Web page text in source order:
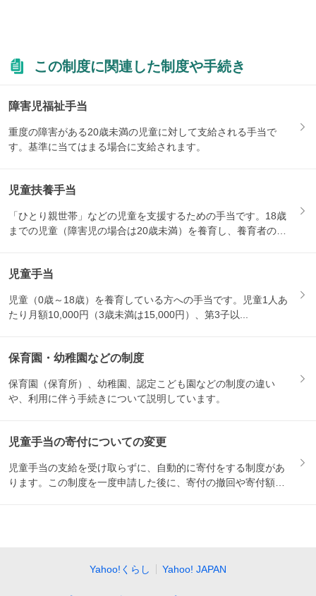
この制度に関連した制度や手続き
障害児福祉手当
重度の障害がある20歳未満の児童に対して支給される手当で
す。基準に当てはまる場合に支給されます。
児童扶養手当
「ひとり親世帯」などの児童を支援するための手当です。18歳
までの児童（障害児の場合は20歳未満）を養育し、養育者の所
児童手当
児童（0歳～18歳）を養育している方への手当です。児童1人あ
たり月額10,000円（3歳未満は15,000円）、第3子以...
保育園・幼稚園などの制度
保育園（保育所）、幼稚園、認定こども園などの制度の違い
や、利用に伴う手続きについて説明しています。
児童手当の寄付についての変更
児童手当の支給を受け取らずに、自動的に寄付をする制度があ
ります。この制度を一度申請した後に、寄付の撤回や寄付額の
Yahoo!くらし Yahoo! JAPAN